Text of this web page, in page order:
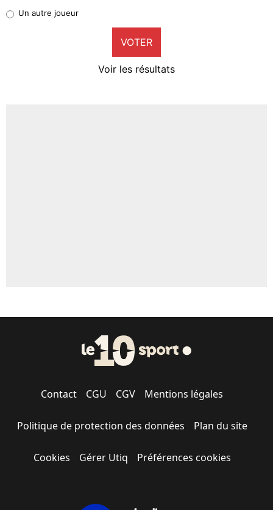
9%
Un autre joueur
VOTER
Voir les résultats
Contact CGU CGV Mentions légales
Politique de protection des données Plan du site
Cookies Gérer Utiq Préférences cookies